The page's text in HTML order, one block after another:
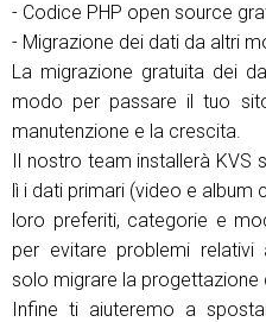
- Codice PHP open source
- Migrazione dei dati da altri
La migrazione gratuita dei
modo per passare il tuo
manutenzione e la crescita.
Il nostro team installerà KVS
lì i dati primari (video e album
loro preferiti, categorie e
per evitare problemi relativi
solo migrare la progettazione
Infine ti aiuteremo a